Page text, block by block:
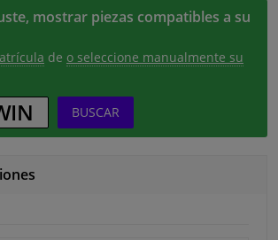
mostrar piezas compatibles a su
de o seleccione manualmente su
BUSCAR